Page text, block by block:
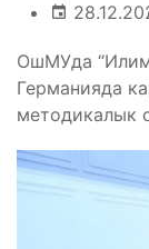
ОшМУда
Германияда
методикалык